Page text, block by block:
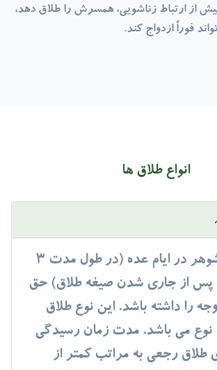
از ارتباط زناشویی، همسرش را طلاق دهد،
فوراً ازدواج کند.
انواع طلاق ها
آن است که شوهر در ایام عده (در طول مدت 3
10 روز پس از جاری شدن صیغه طلاق) حق
را داشته باشد. این نوع طلاق
نوع می باشد. مدت زمان رسیدگی
طلاق رجعی به مراتب کمتر از